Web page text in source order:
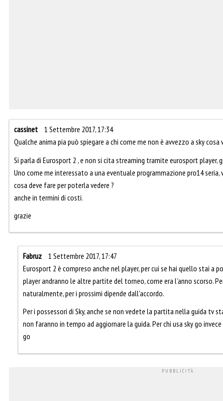
cassinet
1 Settembre 2017, 17:34
Qualche anima pia può spiegare a chi come me non è avvezzo a sky cosa
Si parla di Eurosport 2 , e non si cita streaming tramite eurosport player,
Uno come me interessato a una eventuale programmazione pro14 seria,
cosa deve fare per poterla vedere ?
anche in termini di costi.
grazie
Fabruz
1 Settembre 2017, 17:47
Eurosport 2 è compreso anche nel player, per cui se hai quello stai a
player andranno le altre partite del torneo, come era l’anno scorso.
naturalmente, per i prossimi dipende dall’accordo.
Per i possessori di Sky, anche se non vedete la partita nella guida tv
non faranno in tempo ad aggiornare la guida. Per chi usa sky go
go